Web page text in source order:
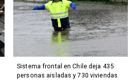
Sistema frontal en Chile deja 435
personas aisladas y 730 viviendas